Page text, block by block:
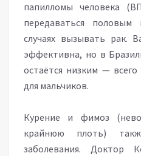
папилломы человека
передаваться
случаях вызывать рак.
эффективна, но в
остаётся низким —
для мальчиков.
Курение и фимоз
крайнюю плоть)
заболевания. Доктор